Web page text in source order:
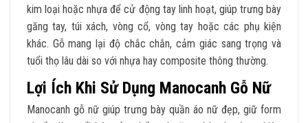
kim loại hoặc nhựa để cử động tay linh hoạt, giúp trưng bày
găng tay, túi xách, vòng cổ, vòng tay hoặc các phụ kiện
khác. Gỗ mang lại độ chắc chắn, cảm giác sang trọng và
tuổi thọ lâu dài so với nhựa hay composite thông thường.
Lợi Ích Khi Sử Dụng Manocanh Gỗ Nữ
Manocanh gỗ nữ giúp trưng bày quần áo nữ đẹp, giữ form